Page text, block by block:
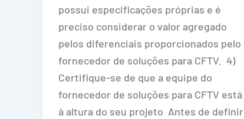
possui especificações próprias e é
preciso considerar o valor agregado
pelos diferenciais proporcionados pelo
fornecedor de soluções para CFTV. 4)
Certifique-se de que a equipe do
fornecedor de soluções para CFTV está
à altura do seu projeto Antes de definir